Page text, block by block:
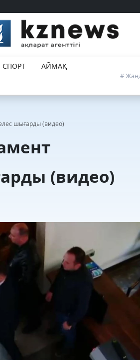
СПОРТ
АЙМАҚ
#
шығарды (видео)
(видео)